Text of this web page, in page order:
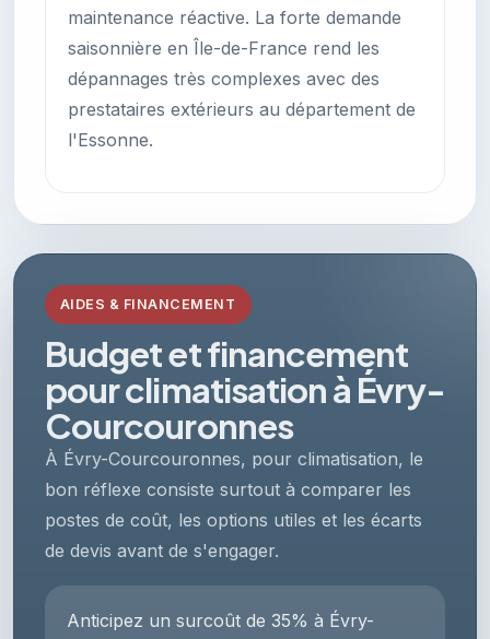
maintenance réactive. La forte demande
saisonnière en Île-de-France rend les
dépannages très complexes avec des
prestataires extérieurs au département de
l'Essonne.
AIDES & FINANCEMENT
Budget et financement
pour climatisation à Évry-
Courcouronnes
À Évry-Courcouronnes, pour climatisation, le
bon réflexe consiste surtout à comparer les
postes de coût, les options utiles et les écarts
de devis avant de s'engager.
Anticipez un surcoût de 35% à Évry-